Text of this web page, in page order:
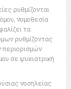
ρυθμίζονται
νομοθεσία
τα
ρυθμίζοντας
περιορισμών
σε ψυχιατρική
νοσηλείας